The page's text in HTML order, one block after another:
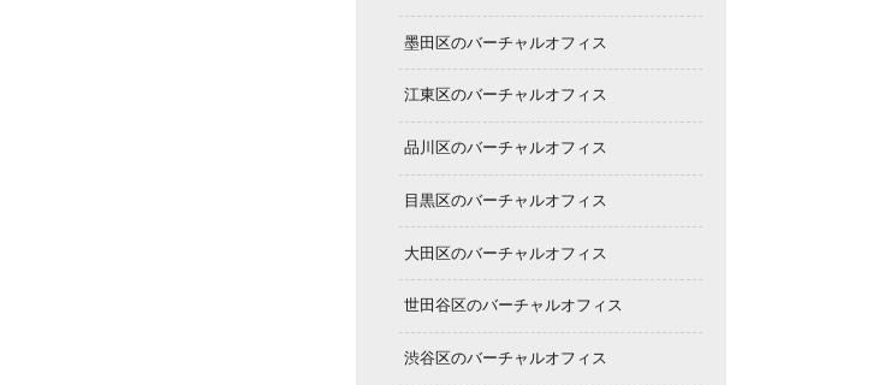
墨田区のバーチャルオフィス
江東区のバーチャルオフィス
品川区のバーチャルオフィス
目黒区のバーチャルオフィス
大田区のバーチャルオフィス
世田谷区のバーチャルオフィス
渋谷区のバーチャルオフィス